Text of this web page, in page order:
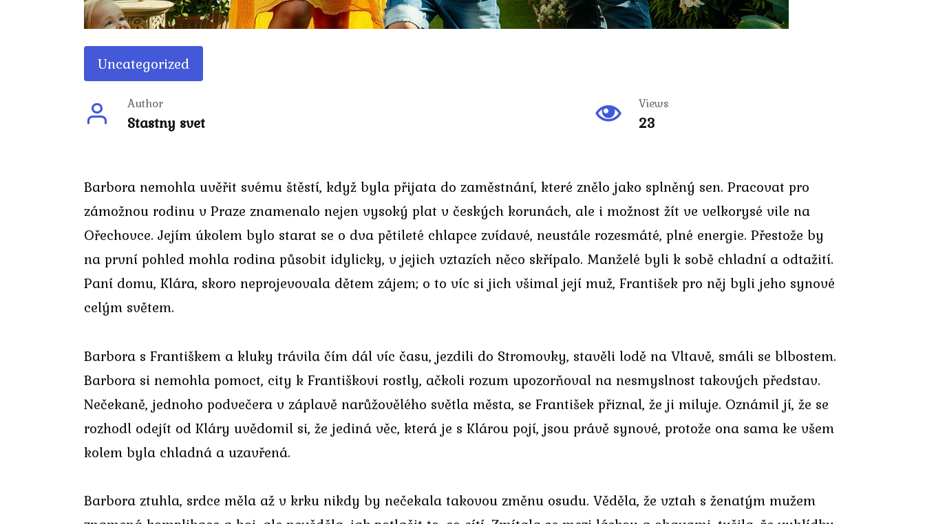
Uncategorized
Author
Stastny svet
Views
23
Barbora nemohla uvěřit svému štěstí, když byla přijata do zaměstnání, které znělo jako splněný sen. Pracovat pro
zámožnou rodinu v Praze znamenalo nejen vysoký plat v českých korunách, ale i možnost žít ve velkorysé vile na
Ořechovce. Jejím úkolem bylo starat se o dva pětileté chlapce zvídavé, neustále rozesmáté, plné energie. Přestože by
na první pohled mohla rodina působit idylicky, v jejich vztazích něco skřípalo. Manželé byli k sobě chladní a odtažití.
Paní domu, Klára, skoro neprojevovala dětem zájem; o to víc si jich všimal její muž, František pro něj byli jeho synové
celým světem.
Barbora s Františkem a kluky trávila čím dál víc času, jezdili do Stromovky, stavěli lodě na Vltavě, smáli se blbostem.
Barbora si nemohla pomoct, city k Františkovi rostly, ačkoli rozum upozorňoval na nesmyslnost takových představ.
Nečekaně, jednoho podvečera v záplavě narůžovělého světla města, se František přiznal, že ji miluje. Oznámil jí, že se
rozhodl odejít od Kláry uvědomil si, že jediná věc, která je s Klárou pojí, jsou právě synové, protože ona sama ke všem
kolem byla chladná a uzavřená.
Barbora ztuhla, srdce měla až v krku nikdy by nečekala takovou změnu osudu. Věděla, že vztah s ženatým mužem